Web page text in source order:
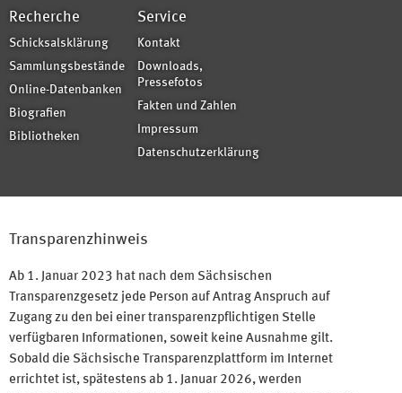
Recherche
Schicksalsklärung
Sammlungsbestände
Online-Datenbanken
Biografien
Bibliotheken
Service
Kontakt
Downloads,
Pressefotos
Fakten und Zahlen
Impressum
Datenschutzerklärung
Transparenzhinweis
Ab 1. Januar 2023 hat nach dem Sächsischen
Transparenzgesetz jede Person auf Antrag Anspruch auf
Zugang zu den bei einer transparenzpflichtigen Stelle
verfügbaren Informationen, soweit keine Ausnahme gilt.
Sobald die Sächsische Transparenzplattform im Internet
errichtet ist, spätestens ab 1. Januar 2026, werden